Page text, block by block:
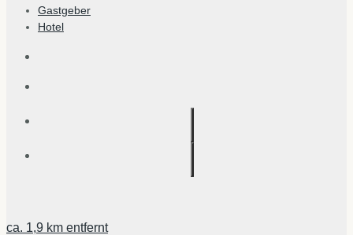
Gastgeber
Hotel
ca. 1,9 km entfernt